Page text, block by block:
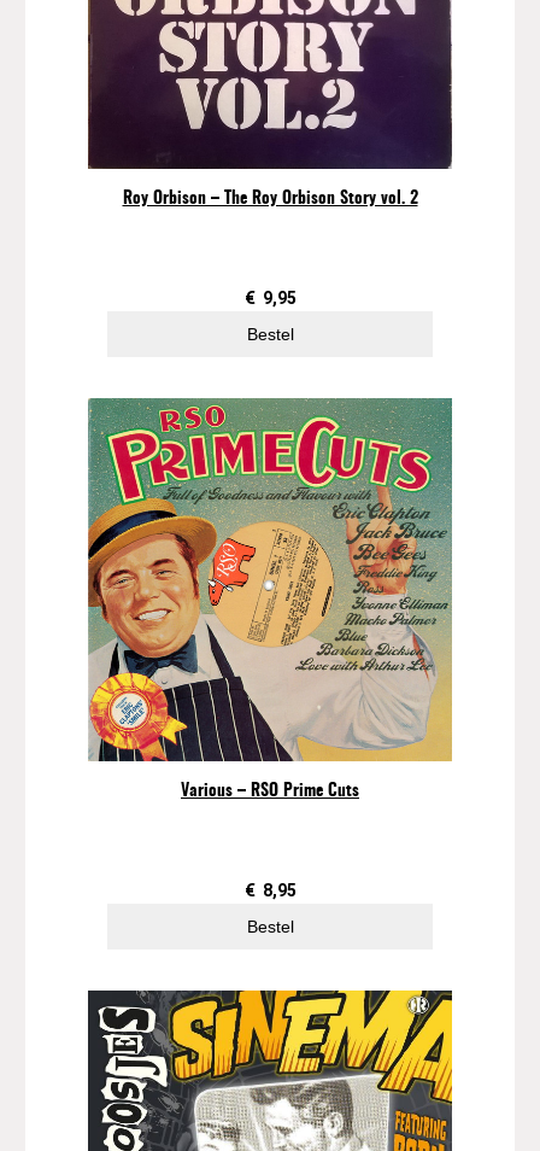
l
e
)
t
Roy Orbison – The Roy Orbison Story vol. 2
€ 9,95
Bestel
Various – RSO Prime Cuts
€ 8,95
Bestel